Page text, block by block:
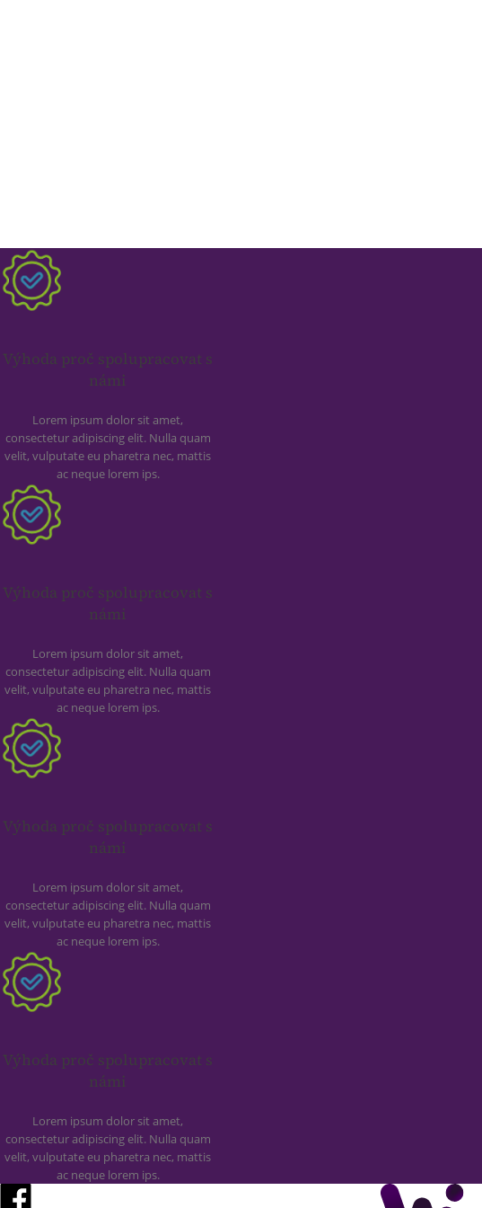
Výhoda proč spolupracovat s
námi
Lorem ipsum dolor sit amet,
consectetur adipiscing elit. Nulla quam
velit, vulputate eu pharetra nec, mattis
ac neque lorem ips.
Výhoda proč spolupracovat s
námi
Lorem ipsum dolor sit amet,
consectetur adipiscing elit. Nulla quam
velit, vulputate eu pharetra nec, mattis
ac neque lorem ips.
Výhoda proč spolupracovat s
námi
Lorem ipsum dolor sit amet,
consectetur adipiscing elit. Nulla quam
velit, vulputate eu pharetra nec, mattis
ac neque lorem ips.
Výhoda proč spolupracovat s
námi
Lorem ipsum dolor sit amet,
consectetur adipiscing elit. Nulla quam
velit, vulputate eu pharetra nec, mattis
ac neque lorem ips.